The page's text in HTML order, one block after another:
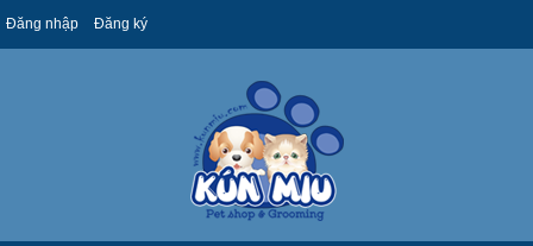
Đăng nhập Đăng ký